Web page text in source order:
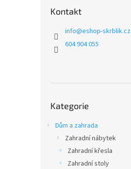
Kontakt
info@eshop-skrblik.cz
604 904 055
kategorie
Kategorie
Dům a zahrada
Zahradní nábytek
Zahradní křesla
Zahradní stoly